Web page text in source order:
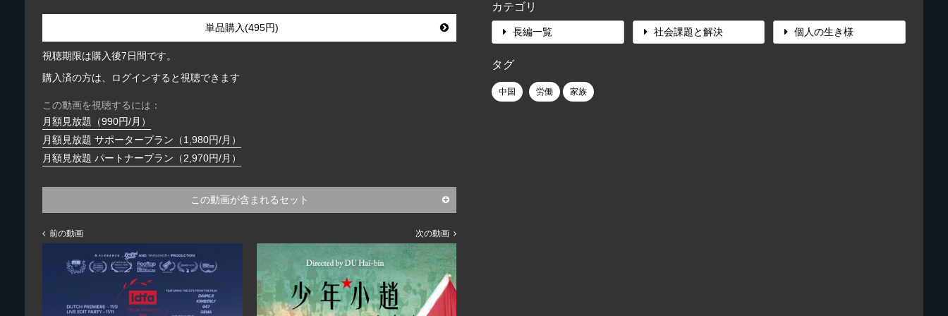
単品購入(495円)
視聴期限は購入後7日間です。
購入済の方は、ログインすると視聴できます
この動画を視聴するには：
月額見放題（990円/月）
月額見放題 サポータープラン（1,980円/月）
月額見放題 パートナープラン（2,970円/月）
この動画が含まれるセット
前の動画 次の動画
カテゴリ
長編一覧 社会課題と解決 個人の生き様
タグ
中国 労働 家族